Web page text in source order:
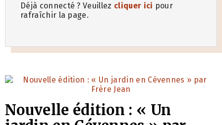
Déjà connecté ? Veuillez cliquer ici pour
rafraîchir la page.
Nouvelle édition : « Un